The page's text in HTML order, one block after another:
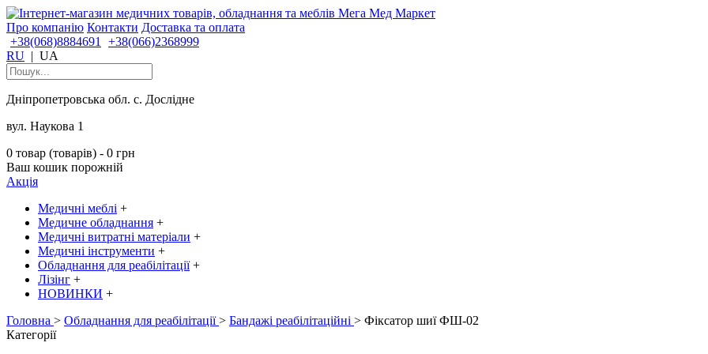
Про компанію Контакти Доставка та оплата
+38(068)8884691
+38(066)2368999
RU | UA
Дніпропетровська обл. с. Дослідне
вул. Наукова 1
0 товар (товарів) - 0 грн
Ваш кошик порожній
Акція
Медичні меблі +
Медичне обладнання +
Медичні витратні матеріали +
Медичні інструменти +
Обладнання для реабілітації +
Лізінг +
НОВИНКИ +
Головна > Обладнання для реабілітації > Бандажі реабілітаційні > Фіксатор шиї ФШ-02
Категорії